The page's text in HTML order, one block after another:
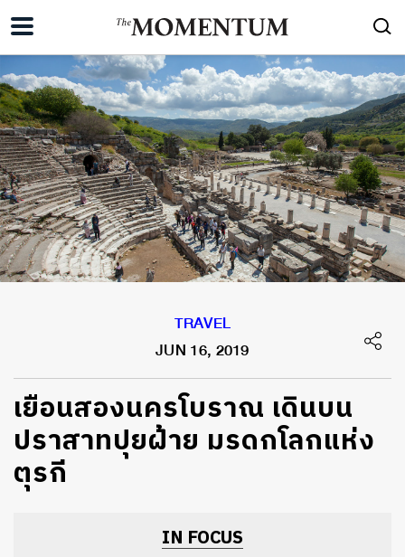
TRAVEL
JUN 16, 2019
เยือนสองนครโบราณ เดินบน
ปราสาทปุยฝ้าย มรดกโลกแห่ง
ตุรกี
IN FOCUS